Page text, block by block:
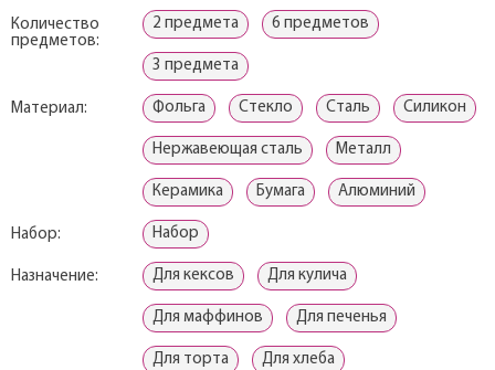
Количество
предметов:
2 предмета 6 предметов
3 предмета
Материал: Фольга Стекло Сталь Силикон
Нержавеющая сталь Металл
Керамика Бумага Алюминий
Набор: Набор
Назначение: Для кексов Для кулича
Для маффинов Для печенья
Для торта Для хлеба